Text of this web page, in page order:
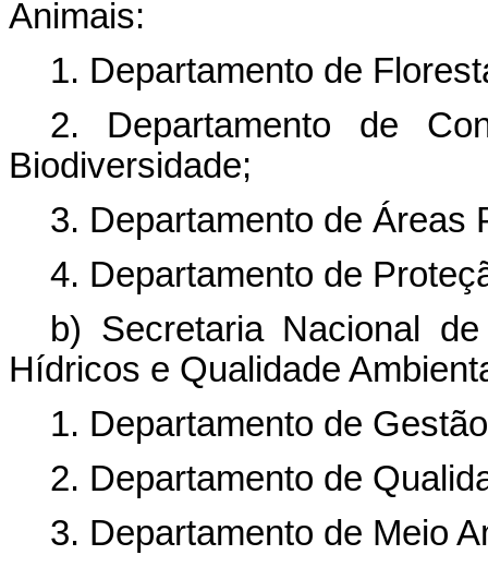
Animais:
1. Departamento de
2. Departamento de
Biodiversidade;
3. Departamento de Áreas
4. Departamento de
b) Secretaria Nacional
Hídricos e Qualidade
1. Departamento de
2. Departamento de
3. Departamento de Meio